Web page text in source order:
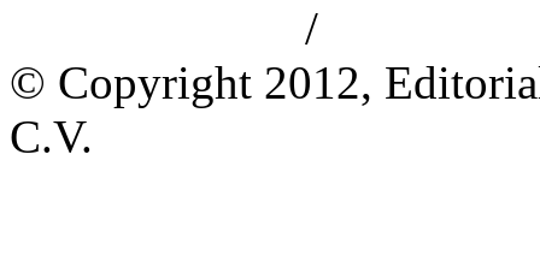
/
© Copyright 2012,
C.V.